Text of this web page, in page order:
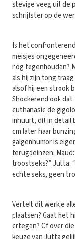
stevige veeg uit de
schrijfster op de
Is het
meisjes
nog tegenhouden?
als hij zijn tong
alsof hij een strook
Shockerend ook dat
euthanasie de
inhuurt, dit in detail
om later haar
galgenhumor is
terugdeinzen.
troostseks?” Jutta:
echte seks, geen
Vertelt dit werkje
plaatsen? Gaat het
ertegen? Of over
keuze van Jutta